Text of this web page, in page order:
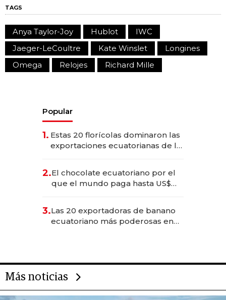
TAGS
Anya Taylor-Joy Hublot
IWC
Jaeger-LeCoultre
Kate Winslet
Longines
Omega
Relojes Richard Mille
Popular
1. Estas 20 florícolas dominaron las
exportaciones ecuatorianas de la
2.El chocolate ecuatoriano por el
que el mundo paga hasta US$
3.Las 20 exportadoras de banano
ecuatoriano más poderosas en
Más noticias